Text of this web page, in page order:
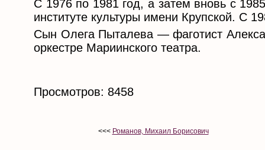
С 1976 по 1981 год, а затем вновь с
институте культуры имени Крупской. С
Сын Олега Пыталева — фаготист
оркестре Мариинского театра.
Просмотров: 8458
<<< Романов, Михаил Борисович